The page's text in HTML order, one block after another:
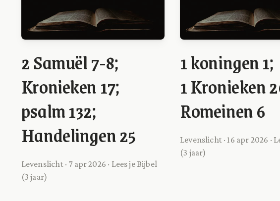
2 Samuël 7-8;
Kronieken 17;
psalm 132;
Handelingen 25
Levenslicht · 7 apr 2026 · Lees je Bijbel
(3 jaar)
1 koningen 1;
1 Kronieken
Romeinen 6
Levenslicht · 16 apr 2026 ·
(3 jaar)